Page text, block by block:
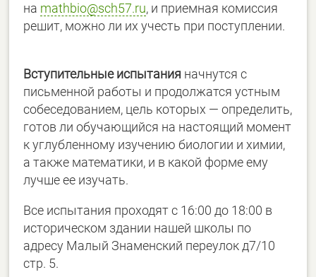
на mathbio@sch57.ru, и приемная комиссия
решит, можно ли их учесть при поступлении.
Вступительные испытания начнутся с
письменной работы и продолжатся устным
собеседованием, цель которых — определить,
готов ли обучающийся на настоящий момент
к углубленному изучению биологии и химии,
а также математики, и в какой форме ему
лучше ее изучать.
Все испытания проходят с 16:00 до 18:00 в
историческом здании нашей школы по
адресу Малый Знаменский переулок д7/10
стр. 5.